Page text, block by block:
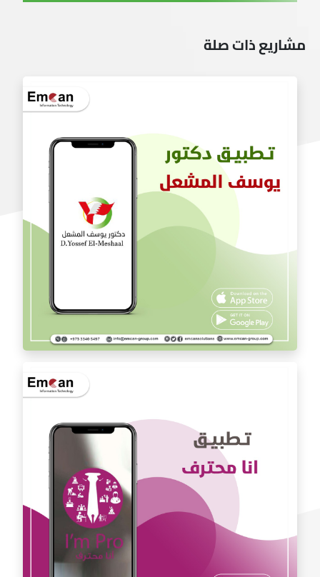
مشاريع ذات صلة
تطبيق الدكتور يوسف المشعل